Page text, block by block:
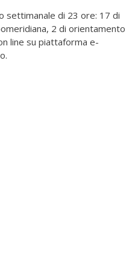
settimanale di 23 ore: 17 di
2 di orientamento
line su piattaforma e-